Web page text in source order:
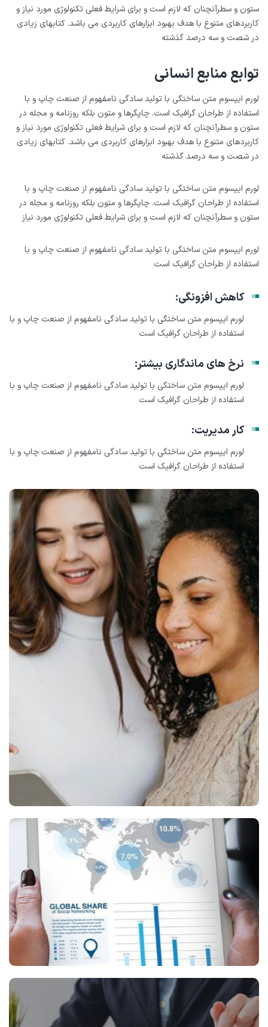
ستون و سطرآنچنان که لازم است و برای شرایط فعلی تکنولوژی مورد نیاز و
کاربردهای متنوع با هدف بهبود ابزارهای کاربردی می باشد. کتابهای زیادی
در شصت و سه درصد گذشته
توابع منابع انسانی
لورم ایپسوم متن ساختگی با تولید سادگی نامفهوم از صنعت چاپ و با
استفاده از طراحان گرافیک است. چاپگرها و متون بلکه روزنامه و مجله در
ستون و سطرآنچنان که لازم است و برای شرایط فعلی تکنولوژی مورد نیاز و
کاربردهای متنوع با هدف بهبود ابزارهای کاربردی می باشد. کتابهای زیادی
در شصت و سه درصد گذشته
لورم ایپسوم متن ساختگی با تولید سادگی نامفهوم از صنعت چاپ و با
استفاده از طراحان گرافیک است. چاپگرها و متون بلکه روزنامه و مجله در
ستون و سطرآنچنان که لازم است و برای شرایط فعلی تکنولوژی مورد نیاز
لورم ایپسوم متن ساختگی با تولید سادگی نامفهوم از صنعت چاپ و با
استفاده از طراحان گرافیک است
کاهش افزونگی:
لورم ایپسوم متن ساختگی با تولید سادگی نامفهوم از صنعت چاپ و با
استفاده از طراحان گرافیک است
نرخ های ماندگاری بیشتر:
لورم ایپسوم متن ساختگی با تولید سادگی نامفهوم از صنعت چاپ و با
استفاده از طراحان گرافیک است
کار مدیریت:
لورم ایپسوم متن ساختگی با تولید سادگی نامفهوم از صنعت چاپ و با
استفاده از طراحان گرافیک است